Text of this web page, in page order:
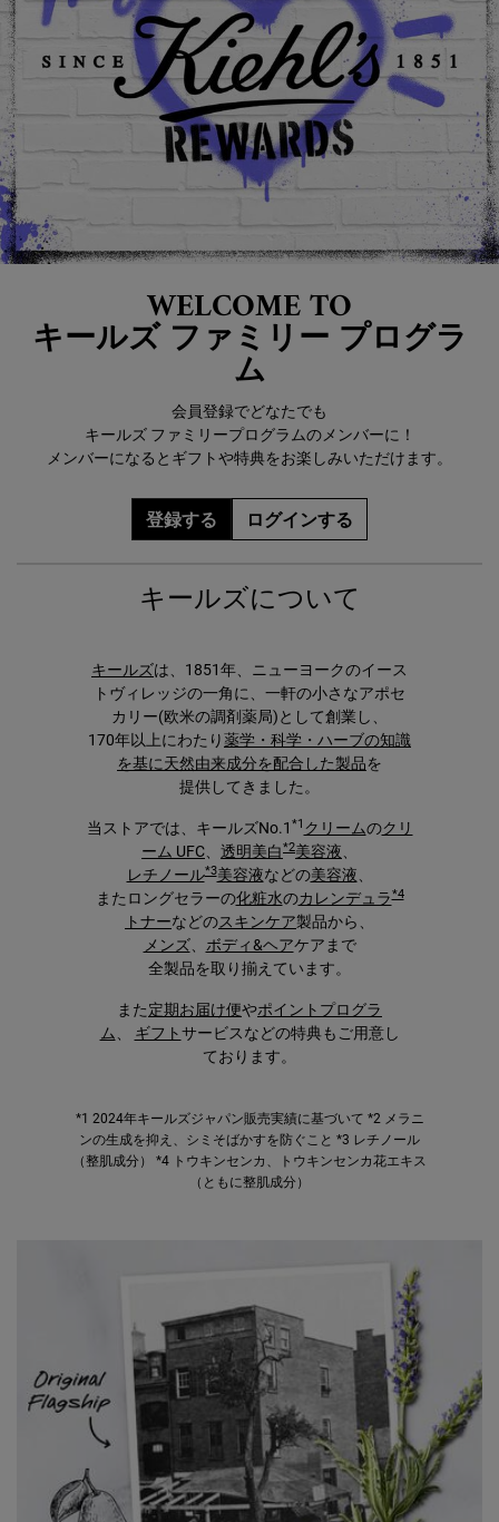
WELCOME TO
キールズ ファミリー プログラ
ム
会員登録でどなたでも
キールズ ファミリープログラムのメンバーに！
メンバーになるとギフトや特典をお楽しみいただけます。
登録する ログインする
キールズについて
キールズは、1851年、ニューヨークのイース
トヴィレッジの一角に、一軒の小さなアポセ
カリー(欧米の調剤薬局)として創業し、
170年以上にわたり薬学・科学・ハーブの知識
を基に天然由来成分を配合した製品を
提供してきました。
当ストアでは、キールズNo.1 *1 クリームのクリ
ーム UFC
透明美白*2美容液
レチノール*3美容液などの美容液
またロングセラーの化粧水のカレンデュラ*4
トナーなどのスキンケア製品から、
メンズ、 ボディ&ヘアケアまで
全製品を取り揃えています。
また定期お届け便やポイントプログラ
ム
ギフトサービスなどの特典もご用意し
ております。
*1 2024年キールズジャパン販売実績に基づいて *2 メラニ
ンの生成を抑え、シミそばかすを防ぐこと *3 レチノール
（整肌成分）
*4 トウキンセンカ、トウキンセンカ花エキス
（ともに整肌成分）